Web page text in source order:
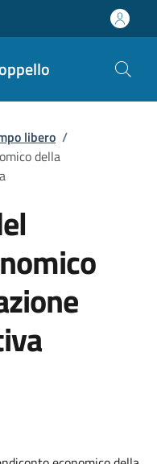
libero /
della